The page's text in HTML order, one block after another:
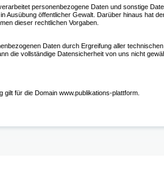
personenbezogene Daten und sonstige
Ausübung öffentlicher Gewalt. Darüber hinaus hat
dieser rechtlichen Vorgaben.
Daten durch Ergreifung aller
die vollständige Datensicherheit von uns nicht
für die Domain www.publikations-plattform.